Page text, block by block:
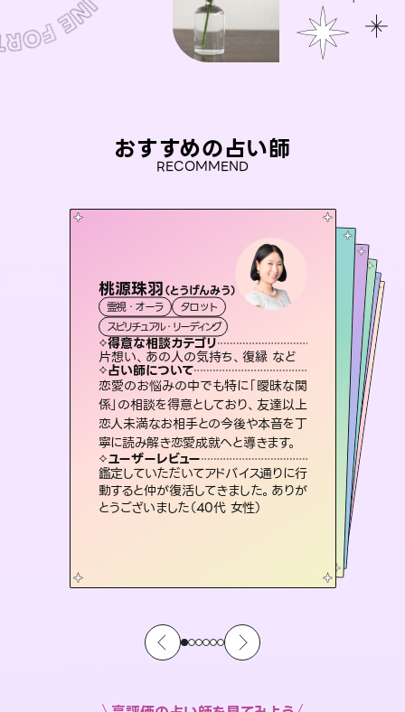
おすすめの占い師
RECOMMEND
桃源珠羽（とうげんみう）
霊視・オーラ
タロット
スピリチュアル・リーディング
得意な相談カテゴリ
片想い、あの人の気持ち、復縁 など
占い師について
恋愛のお悩みの中でも特に「曖昧な関
係」の相談を得意としており、友達以上
恋人未満なお相手との今後や本音を丁
寧に読み解き恋愛成就へと導きます。
ユーザーレビュー
鑑定していただいてアドバイス通りに行
動すると仲が復活してきました。ありが
とうございました（40代 女性）
彗望（すいぼう）
霊視・オーラ 透視
スピリチュアル・リーディング
得意な相談カテゴリ
片想い、あの人の気持ち、復縁 など
占い師について
3,700年以上の歴史を持つ東洋最古の
占術「易占」で詳細まで占い、幸せへ向
かう道筋を示します。厳しい結果にも具
体的な対策をお伝えします。
ユーザーレビュー
複雑な背景もしっかり聞いて鑑定して
いただけました。気持ちが楽になりまし
た（50代 女性）
アイリス -iris-
西洋占星術 タロット
ルーン
得意な相談カテゴリ
恋愛総合、片想い、二人の未来 など
占い師について
復縁、恋愛、不倫の行方、同性愛や片
思い、仕事関係や借金問題まで知りた
いことや心の負担になっていることを
紐解き、背中をそっと押して導きます。
ユーザーレビュー
安心感のあり、言い切ってくれる所や濁
さない鑑定のおかげで、毎回自分の気
持ちを整えられます（30代 男性）
セラピスト理恵
霊視・オーラ
スピリチュアル・リーディング
得意な相談カテゴリ
片想い、二人の未来、年の差 など
占い師について
連絡再開、復縁、成就などの報告実績多数。セラピストとして2万超の施術経験があるからこそできる鑑定で、より良い未来をサポートします。
ユーザーレビュー
とても心温まる鑑定でした。しかもこち
らは何も言っていないのに視えていらっ
しゃるんだなと驚きです（30代女性）
未来視師＊花
霊視・オーラ
スピリチュアル・リーディング
得意な相談カテゴリ
出逢い、片想い、復縁 など
占い師について
未来には何パターンもの選択肢があり
ます。不安で視えにくくなっているあな
たの素敵な未来を見つけ、その未来を
選択できるようアドバイスします。
ユーザーレビュー
職場の人の性質や人間関係、本心など
本当によく視えていてびっくり。対策が
打てて前向きになれます（40代）
おう 霊感オラクル
霊視・オーラ
オラクルカード
得意な相談カテゴリ
恋愛総合、あの人の気持ち など
占い師について
霊視×オラクルカードを使って「今」と
「未来」そして「気になるあの人の気持
ち」まで丁寧に読み解き、恋や人生のヒ
ントを優しく引き出します。
ユーザーレビュー
不安な気持ちが嘘みたいに晴れまし
た…！よく視えていらっしゃるんだなと
感じました（40代 女性）